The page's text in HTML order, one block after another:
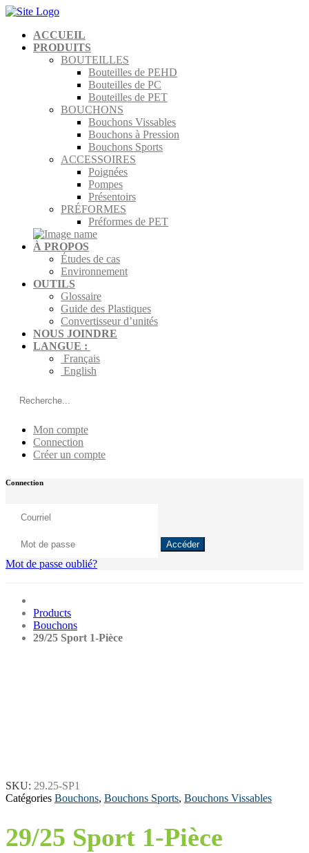
ACCUEIL
PRODUITS
BOUTEILLES
Bouteilles de PEHD
Bouteilles de PC
Bouteilles de PET
BOUCHONS
Bouchons Vissables
Bouchons à Pression
Bouchons Sports
ACCESSOIRES
Poignées
Pompes
Présentoirs
PRÉFORMES
Préformes de PET
À PROPOS
Études de cas
Environnement
OUTILS
Glossaire
Guide des Plastiques
Convertisseur d’unités
NOUS JOINDRE
LANGUE :
Français
English
Mon compte
Connection
Créer un compte
Connection
Accéder
Mot de passe oublié?
Products
Bouchons
29/25 Sport 1-Pièce
SKU: 29.25-SP1
Catégories Bouchons, Bouchons Sports, Bouchons Vissables
29/25 Sport 1-Pièce